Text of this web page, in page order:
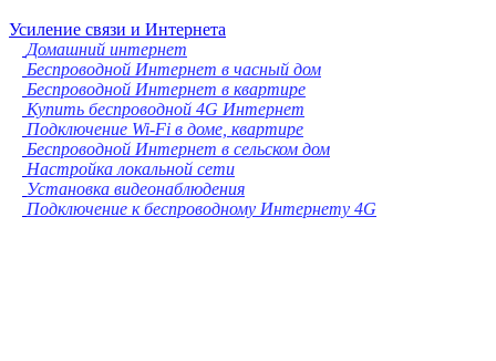
Усиление связи и Интернета
Домашний интернет
Беспроводной Интернет в часный дом
Беспроводной Интернет в квартире
Купить беспроводной 4G Интернет
Подключение Wi-Fi в доме, квартире
Беспроводной Интернет в сельском дом
Настройка локальной сети
Установка видеонаблюдения
Подключение к беспроводному Интернету 4G